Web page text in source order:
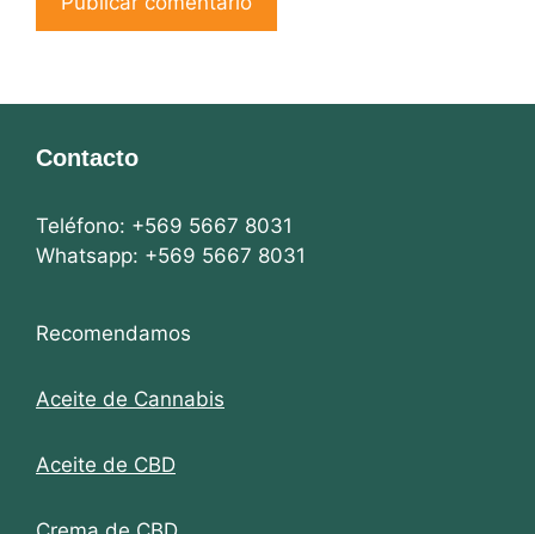
Contacto
Teléfono: +569 5667 8031
Whatsapp: +569 5667 8031
Recomendamos
Aceite de Cannabis
Aceite de CBD